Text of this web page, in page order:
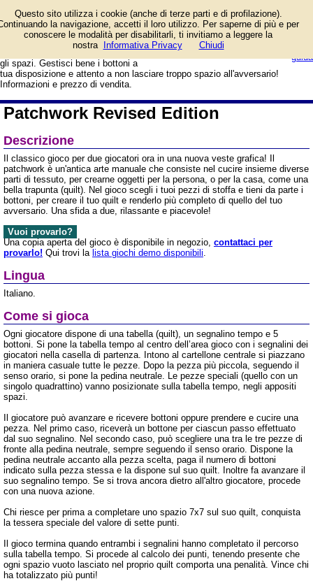
guida
Scegli il pezzo di stoffa
più adatto tra quelli
davanti al segnalino e posizionalo
sul tuo quilt cercando di ottimizzare
gli spazi. Gestisci bene i bottoni a
tua disposizione e attento a non lasciare troppo spazio all'avversario!
Informazioni e prezzo di vendita.
Patchwork Revised Edition
Descrizione
Il classico gioco per due giocatori ora in una nuova veste grafica! Il
patchwork è un'antica arte manuale che consiste nel cucire insieme diverse
parti di tessuto, per crearne oggetti per la persona, o per la casa, come una
bella trapunta (quilt). Nel gioco scegli i tuoi pezzi di stoffa e tieni da parte i
bottoni, per creare il tuo quilt e renderlo più completo di quello del tuo
avversario. Una sfida a due, rilassante e piacevole!
Vuoi provarlo?
Una copia aperta del gioco è disponibile in negozio, contattaci per
provarlo! Qui trovi la lista giochi demo disponibili.
Lingua
Italiano.
Come si gioca
Ogni giocatore dispone di una tabella (quilt), un segnalino tempo e 5
bottoni. Si pone la tabella tempo al centro dell’area gioco con i segnalini dei
giocatori nella casella di partenza. Intono al cartellone centrale si piazzano
in maniera casuale tutte le pezze. Dopo la pezza più piccola, seguendo il
senso orario, si pone la pedina neutrale. Le pezze speciali (quello con un
singolo quadrattino) vanno posizionate sulla tabella tempo, negli appositi
spazi.
Il giocatore può avanzare e ricevere bottoni oppure prendere e cucire una
pezza. Nel primo caso, riceverà un bottone per ciascun passo effettuato
dal suo segnalino. Nel secondo caso, può scegliere una tra le tre pezze di
fronte alla pedina neutrale, sempre seguendo il senso orario. Dispone la
pedina neutrale accanto alla pezza scelta, paga il numero di bottoni
indicato sulla pezza stessa e la dispone sul suo quilt. Inoltre fa avanzare il
suo segnalino tempo. Se si trova ancora dietro all'altro giocatore, procede
con una nuova azione.
Chi riesce per prima a completare uno spazio 7x7 sul suo quilt, conquista
la tessera speciale del valore di sette punti.
Il gioco termina quando entrambi i segnalini hanno completato il percorso
sulla tabella tempo. Si procede al calcolo dei punti, tenendo presente che
ogni spazio vuoto lasciato nel proprio quilt comporta una penalità. Vince chi
ha totalizzato più punti!
Questo sito utilizza i cookie (anche di terze parti e di profilazione).
la navigazione, accetti il loro utilizzo. Per saperne di più e per
conoscere le modalità per disabilitarli, ti invitiamo a leggere la
nostra
Informativa Privacy Chiudi